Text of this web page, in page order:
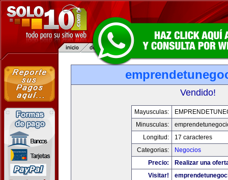
Vendido!
Mayusculas:
Minusculas:
Longitud:
17 caracteres
Categorias:
Negocios
Precio:
Realizar una
Visitar!